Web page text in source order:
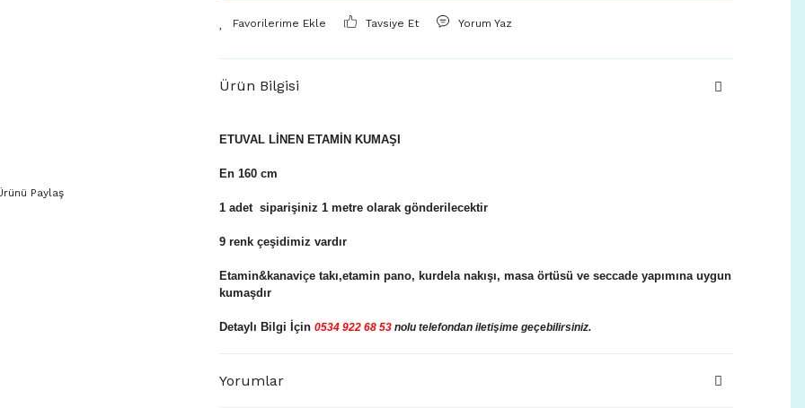
Paylaş
Tavsiye Et Yorum Yaz
Ürün Bilgisi
ETUVAL LİNEN ETAMİN KUMAŞI
En 160 cm
1 adet siparişiniz 1 metre olarak gönderilecektir
9 renk çeşidimiz vardır
Etamin&kanaviçe takı,etamin pano, kurdela nakışı, masa örtüsü ve seccade yapımına uygun
kumaşdır
Detaylı Bilgi İçin 0534 922 68 53 nolu telefondan iletişime geçebilirsiniz.
Yorumlar